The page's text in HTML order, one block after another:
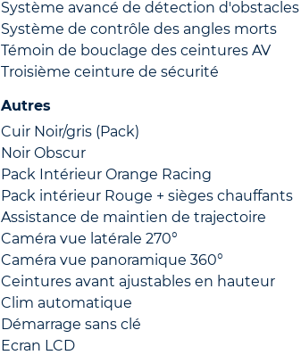
Système avancé de détection d'obstacles
Système de contrôle des angles morts
Témoin de bouclage des ceintures AV
Troisième ceinture de sécurité
Autres
Cuir Noir/gris (Pack)
Noir Obscur
Pack Intérieur Orange Racing
Pack intérieur Rouge + sièges chauffants
Assistance de maintien de trajectoire
Caméra vue latérale 270°
Caméra vue panoramique 360°
Ceintures avant ajustables en hauteur
Clim automatique
Démarrage sans clé
Ecran LCD